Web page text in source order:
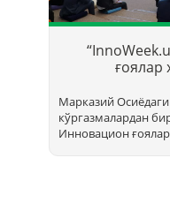
ғоялар
Марказий
кўргазмалардан
Инновацион